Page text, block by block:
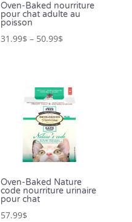
Oven-Baked nourriture
pour chat adulte au
poisson
31.99$ – 50.99$
Oven-Baked Nature
code nourriture urinaire
pour chat
57.99$